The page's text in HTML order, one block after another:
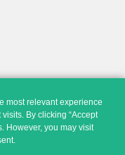
most relevant experience
By clicking “Accept
However, you may visit
學院, 新聞系 |Privacy